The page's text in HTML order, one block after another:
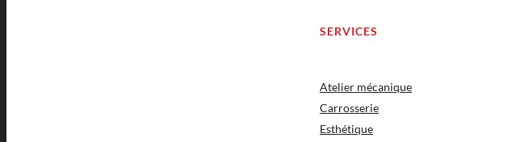
SERVICES
Atelier mécanique
Carrosserie
Esthétique